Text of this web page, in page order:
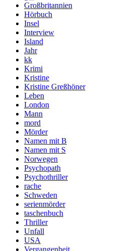
Großbritannien
Hörbuch
Insel
Interview
Island
Jahr
kk
Krimi
Kristine
Kristine Greßhöner
Leben
London
Mann
mord
Mörder
Namen mit B
Namen mit S
Norwegen
Psychopath
Psychothriller
rache
Schweden
serienmörder
taschenbuch
Thriller
Unfall
USA
Vergangenheit